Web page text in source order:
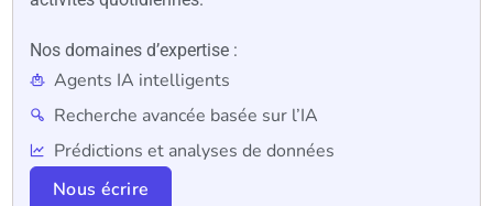
Nos domaines d’expertise :
Agents IA intelligents
Recherche avancée basée sur l’IA
Prédictions et analyses de données
Nous écrire